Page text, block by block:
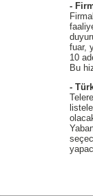
-
fuar,
10
Bu
-